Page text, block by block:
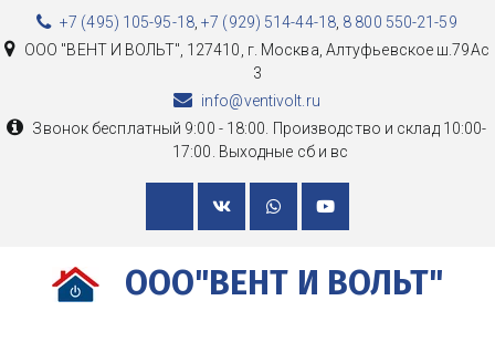
+7 (495) 105-95-18,+7 (929) 514-44-18, 8 800 550-21-59
ООО "ВЕНТ И ВОЛЬТ" 127410, г. Москва Алтуфьевское ш.79Ас
3
info@ventivolt.ru
Звонок бесплатный 9:00 - 18:00. Производство и склад 10:00-
17:00. Выходные сб и вс
ООО"ВЕНТ И ВОЛЬТ"